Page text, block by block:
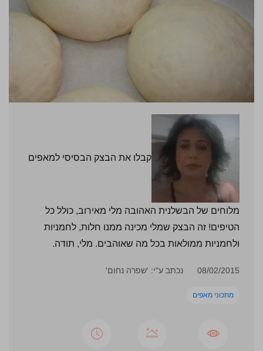
קבלו את הבצק הבסיסי למאפים
מלוחים של הבשלנית האהובה מלי מאירוב, כולל כל
הטיפים! זה הבצק שמלי מכינה ממנו חלות, לחמניות
ולחמניות ממולאות בכל מה שאוהבים. מלי, תודה.
08/02/2015 נכתב ע"י: 'שפרה נחום'
מתכוני מאפים